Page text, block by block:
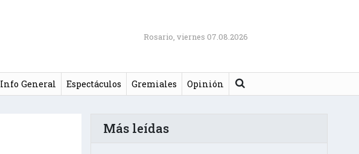
Rosario, viernes 07.08.2026
Info General Espectáculos Gremiales Opinión Buscar
Más leídas